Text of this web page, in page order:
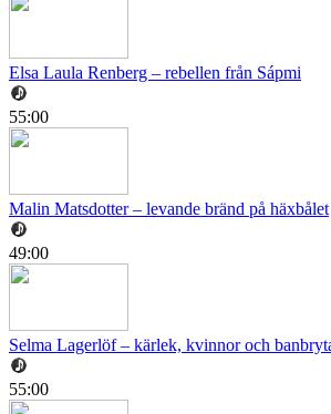
Elsa Laula Renberg – rebellen från Sápmi
55:00
Malin Matsdotter – levande bränd på häxbålet
49:00
Selma Lagerlöf – kärlek, kvinnor och
55:00